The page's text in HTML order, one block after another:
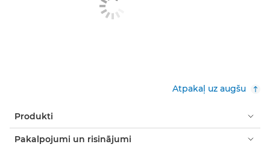
Atpakaļ uz augšu
Produkti
Pakalpojumi un risinājumi